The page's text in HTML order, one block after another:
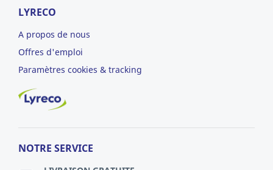
LYRECO
A propos de nous
Offres d'emploi
Paramètres cookies & tracking
NOTRE SERVICE